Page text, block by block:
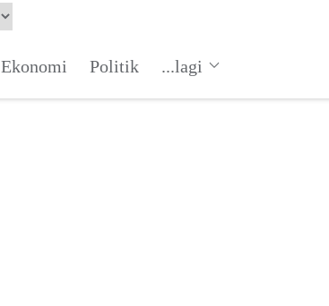
Ekonomi Politik ...lagi